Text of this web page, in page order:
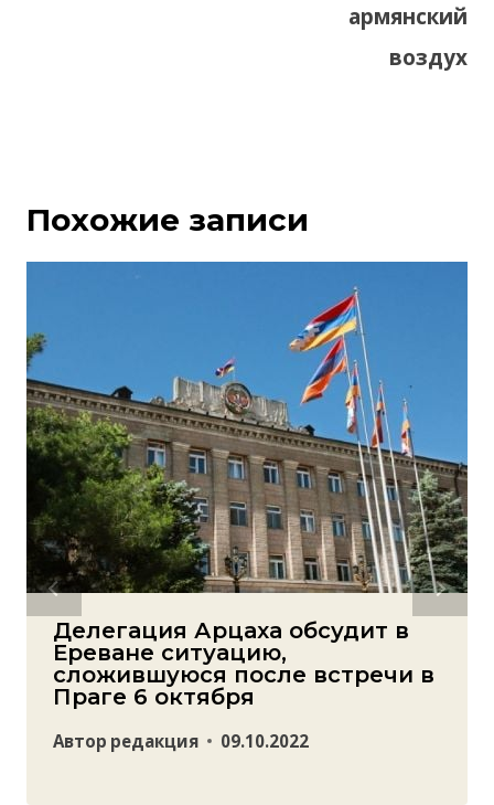
армянский
воздух
Похожие записи
Делегация Арцаха обсудит в
Ереване ситуацию,
сложившуюся после встречи в
Праге 6 октября
Автор редакция 09.10.2022